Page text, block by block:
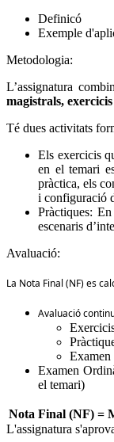
Definicó
Exemple
Metodologia:
L’assignatura
magistrals,
Té dues activitats
Els exercicis
en el temari
pràctica, els
i configuració
Pràctiques:
escenaris
Avaluació:
La Nota Final (NF) es
Avaluació
Examen
el temari)
Nota Final (NF) =
L'assignatura